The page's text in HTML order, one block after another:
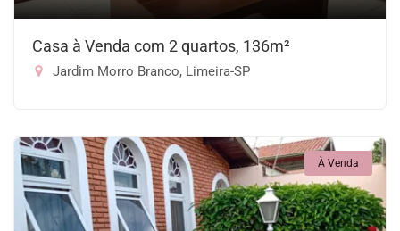
Casa à Venda com 2 quartos, 136m²
Jardim Morro Branco, Limeira-SP
À Venda